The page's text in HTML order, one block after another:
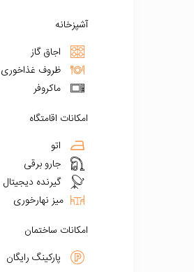
آشپزخانه
اجاق گاز
ظروف غذاخوری
ماکروفر
امکانات اقامتگاه
اتو
جارو برقی
گیرنده دیجیتال
میز نهارخوری
امکانات ساختمان
پارکینگ رایگان